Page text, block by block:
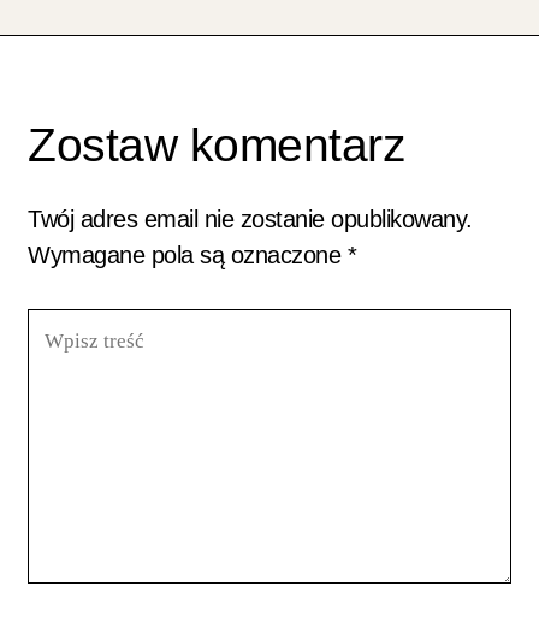
Zostaw komentarz
Twój adres email nie zostanie opublikowany.
Wymagane pola są oznaczone *
treść